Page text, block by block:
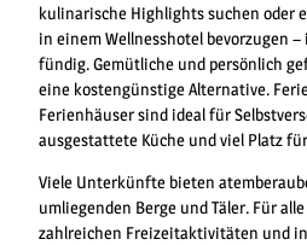
kulinarische Highlights suchen oder
in einem Wellnesshotel bevorzugen
fündig. Gemütliche und persönlich
eine kostengünstige Alternative.
Ferienhäuser sind ideal für
ausgestattete Küche und viel Platz
Viele Unterkünfte bieten
umliegenden Berge und Täler. Für
zahlreichen Freizeitaktivitäten und